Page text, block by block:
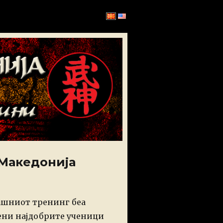
тренинг беа
најдобрите ученици